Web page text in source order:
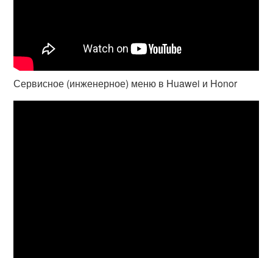
Сервисное (инженерное) меню в Huawei и Honor